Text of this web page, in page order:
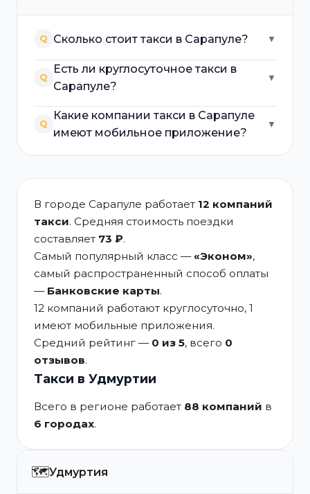
Q Сколько стоит такси в Сарапуле? ▼
Q
Есть ли круглосуточное такси в
Сарапуле?
▼
Q
Какие компании такси в Сарапуле
имеют мобильное приложение?
▼
В городе Сарапуле работает 12 компаний
такси. Средняя стоимость поездки
составляет 73 ₽.
Самый популярный класс —«Эконом»,
самый распространенный способ оплаты
— Банковские карты.
12 компаний работают круглосуточно, 1
имеют мобильные приложения.
Средний рейтинг — 0 из 5, всего 0
отзывов.
Такси в Удмуртии
Всего в регионе работает 88 компаний в
6 городах.
🗺️Удмуртия